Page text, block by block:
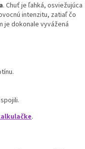
. Chuť je ľahká, osviežujúca
intenzitu, zatiaľ čo
je dokonale vyvážená
.